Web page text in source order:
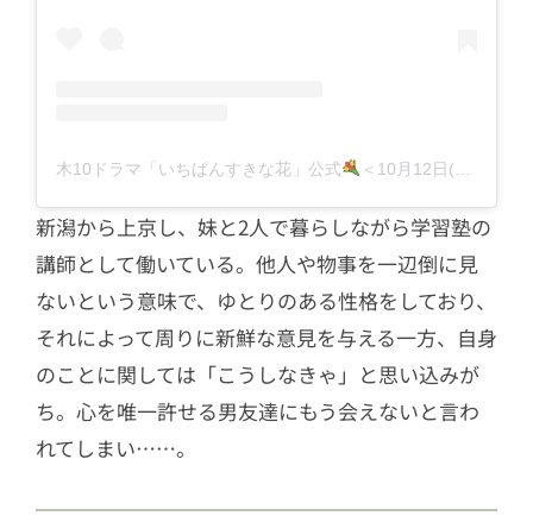
木10ドラマ「いちばんすきな花」公式 ＜10月12日(木)よる10時スタート！＞フジテレビ(@sukihana_fujitv)がシェアした投稿
新潟から上京し、妹と2人で暮らしながら学習塾の
講師として働いている。他人や物事を一辺倒に見
ないという意味で、ゆとりのある性格をしており、
それによって周りに新鮮な意見を与える一方、自身
のことに関しては「こうしなきゃ」と思い込みが
ち。心を唯一許せる男友達にもう会えないと言わ
れてしまい……。